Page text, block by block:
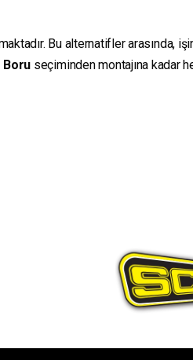
Bu alternatifler arasında,
Boru seçiminden montajına kadar